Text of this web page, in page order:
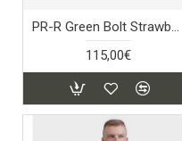
PR-R Green Bolt Strawberry
115,00€